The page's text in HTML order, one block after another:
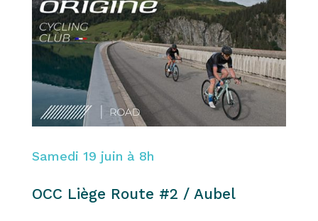
Samedi 19 juin à 8h
OCC Liège Route #2 / Aubel